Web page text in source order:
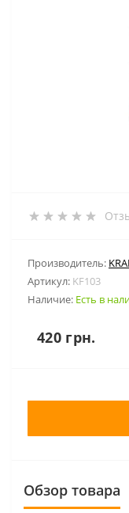
Производитель:
Артикул: KF103
Наличие: Есть в
420 грн.
Обзор товара